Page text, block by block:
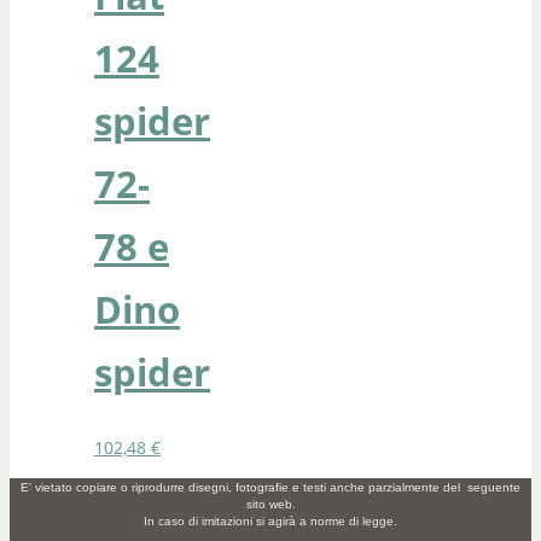
124
spider
72-
78 e
Dino
spider
102,48 €
E' vietato copiare o riprodurre disegni, fotografie e testi anche parzialmente del seguente
sito web.
In caso di imitazioni si agirà a norme di legge.